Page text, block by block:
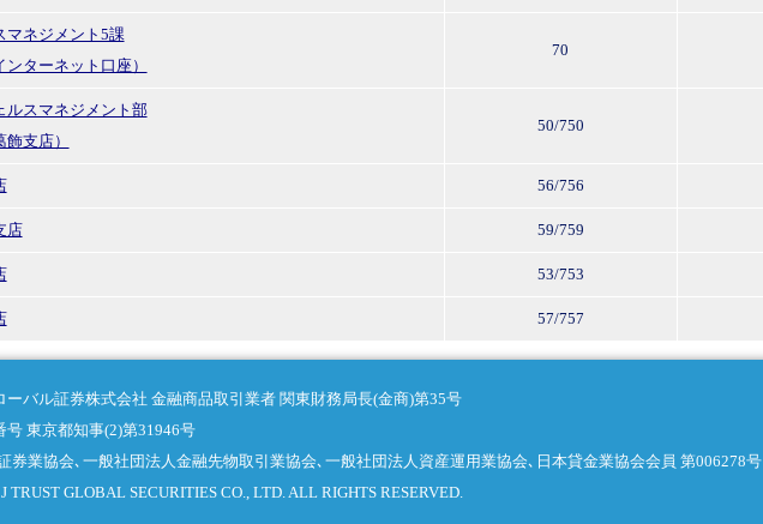
マネジメント5課
ンターネット口座）
70
ルスマネジメント部
飾支店）
50/750
56/756
店 59/759
53/753
57/757
ーバル証券株式会社 金融商品取引業者 関東財務局長(金商)第35号
号 東京都知事(2)第31946号
券業協会､一般社団法人金融先物取引業協会､一般社団法人資産運用業協会､日本貸金業協会会員 第006278号
TRUST GLOBAL SECURITIES CO., LTD. ALL RIGHTS RESERVED.